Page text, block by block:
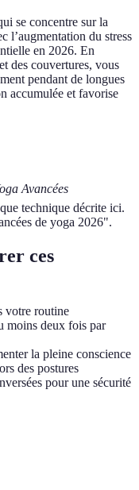
se concentre sur la
l’augmentation du stress
en 2026. En
des couvertures, vous
pendant de longues
accumulée et favorise
Avancées
technique décrite ici.
de yoga 2026".
ces
votre routine
moins deux fois par
la pleine conscience
des postures
pour une sécurité